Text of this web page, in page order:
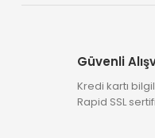
Güvenli
Kredi kartı
Rapid SSL